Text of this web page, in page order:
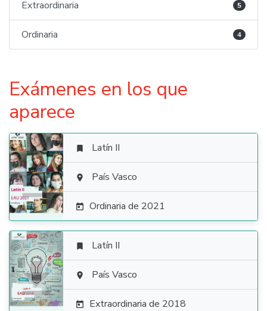
Extraordinaria 5
Ordinaria 4
Exámenes en los que
aparece

 Latín II
 País Vasco
 Ordinaria de 2021

 Latín II
 País Vasco
 Extraordinaria de 2018